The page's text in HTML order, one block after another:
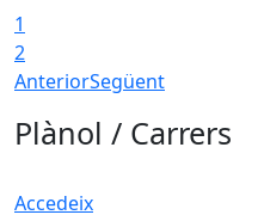
1
2
AnteriorSegüent
Plànol / Carrers
Accedeix